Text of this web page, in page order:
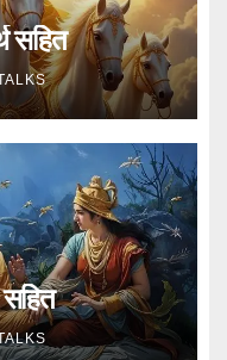
सहित
सहित